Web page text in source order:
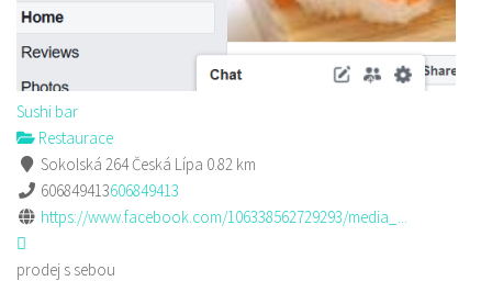
Sushi bar
Restaurace
Sokolská 264 Česká Lípa 0.82 km
606849413606849413
https://www.facebook.com/106338562729293/media_...
prodej s sebou